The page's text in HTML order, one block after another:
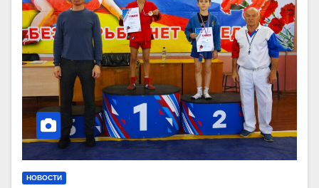
НОВОСТИ